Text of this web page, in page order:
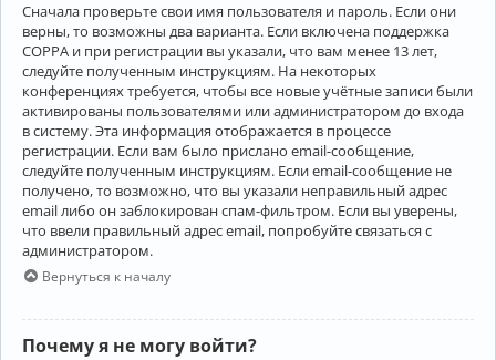
Сначала проверьте свои имя пользователя и пароль. Если они
верны, то возможны два варианта. Если включена поддержка
COPPA и при регистрации вы указали, что вам менее 13 лет,
следуйте полученным инструкциям. На некоторых
конференциях требуется, чтобы все новые учётные записи были
активированы пользователями или администратором до входа
в систему. Эта информация отображается в процессе
регистрации. Если вам было прислано email-сообщение,
следуйте полученным инструкциям. Если email-сообщение не
получено, то возможно, что вы указали неправильный адрес
email либо он заблокирован спам-фильтром. Если вы уверены,
что ввели правильный адрес email, попробуйте связаться с
администратором.
Вернуться к началу
Почему я не могу войти?